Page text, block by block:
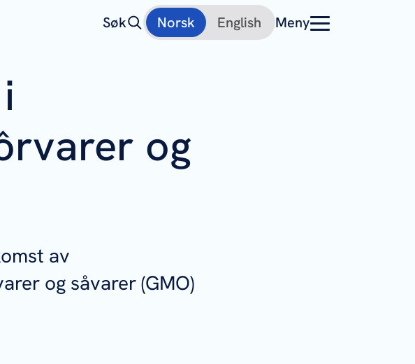
Søk Norsk English Meny
og
av
og såvarer (GMO)